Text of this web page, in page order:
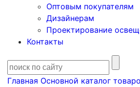
Оптовым покупателям
Дизайнерам
Проектирование
Контакты
Главная Основной каталог